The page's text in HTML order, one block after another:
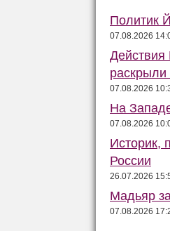
Политик
07.08.2026
Действия
07.08.2026
На
07.08.2026
Историк,
России
26.07.2026
Мадьяр
07.08.2026